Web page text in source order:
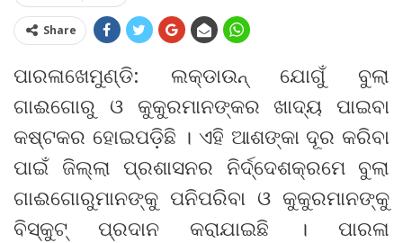
Share
ପାରଳାଖେମୁଣ୍ଡି: ଲକ୍‌ଡାଉନ୍ ଯୋଗୁଁ ବୁଲା
ଗାଈଗୋରୁ ଓ କୁକୁରମାନଙ୍କର ଖାଦ୍ୟ ପାଇବା
କଷ୍ଟକର ହୋଇପଡ଼ିଛି । ଏହି ଆଶଙ୍କା ଦୂର କରିବା
ପାଇଁ ଜିଲ୍ଲା ପ୍ରଶାସନର ନିର୍ଦ୍ଦେଶକ୍ରମେ ବୁଲା
ଗାଈଗୋରୁମାନଙ୍କୁ ପନିପରିବା ଓ କୁକୁରମାନଙ୍କୁ
ବିସ୍କୁଟ୍ ପ୍ରଦାନ କରାଯାଇଛି । ପାରଳା